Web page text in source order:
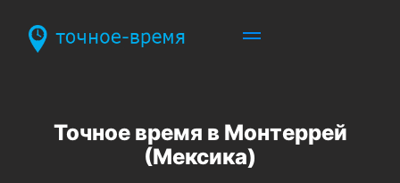
Точное время в Монтеррей
(Мексика)